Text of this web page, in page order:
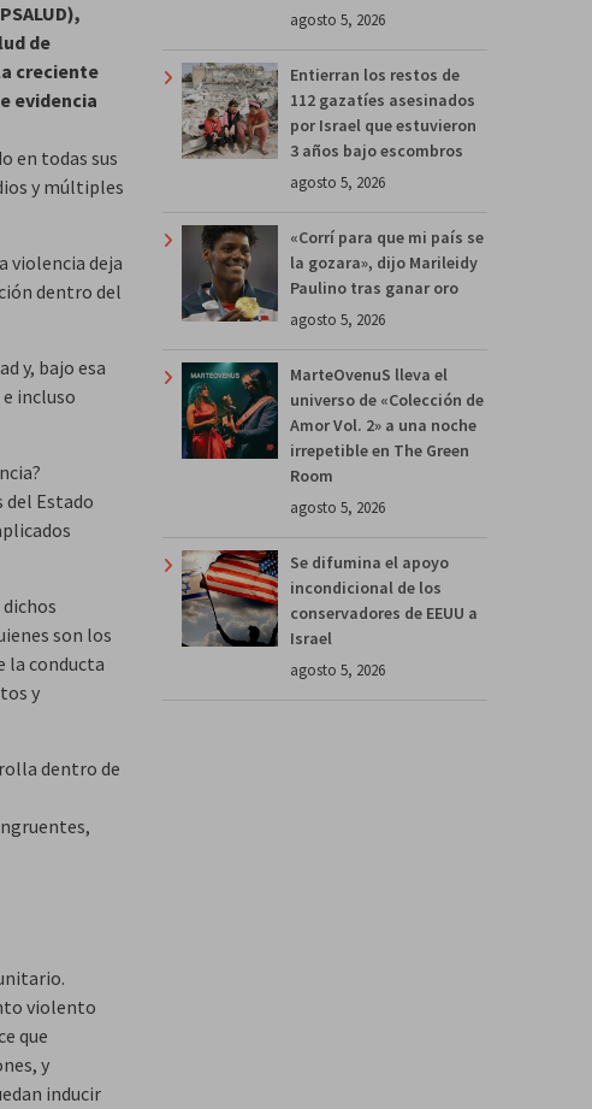
de
creciente
evidencia
en todas sus
y múltiples
violencia deja
dentro del
y, bajo esa
incluso
Estado
son los
la conducta
y
dentro de
violento
que
y
inducir
agosto 5, 2026
Entierran los restos de
112 gazatíes asesinados
por Israel que estuvieron
3 años bajo escombros
agosto 5, 2026
«Corrí para que mi país se
la gozara», dijo Marileidy
Paulino tras ganar oro
agosto 5, 2026
MarteOvenuS lleva el
universo de «Colección de
Amor Vol. 2» a una noche
irrepetible en The Green
Room
agosto 5, 2026
Se difumina el apoyo
incondicional de los
conservadores de EEUU a
Israel
agosto 5, 2026